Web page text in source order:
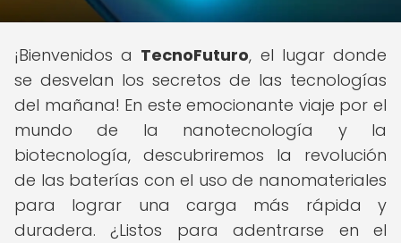
¡Bienvenidos a TecnoFuturo, el lugar donde
se desvelan los secretos de las tecnologías
del mañana! En este emocionante viaje por el
mundo de la nanotecnología y la
biotecnología, descubriremos la revolución
de las baterías con el uso de nanomateriales
para lograr una carga más rápida y
duradera. ¿Listos para adentrarse en el